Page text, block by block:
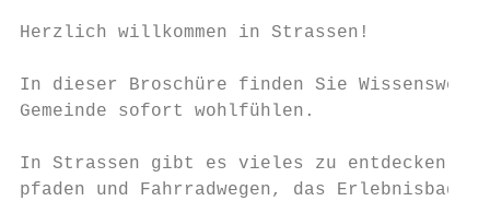
Herzlich willkommen in Strassen!
In dieser Broschüre finden Sie
Gemeinde sofort wohlfühlen.
In Strassen gibt es vieles zu entdecken:
pfaden und Fahrradwegen, das Erlebnisbad